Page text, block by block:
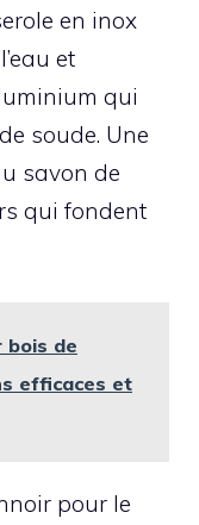
en inox
et
qui
soude. Une
savon de
qui fondent
bois de
efficaces et
pour le